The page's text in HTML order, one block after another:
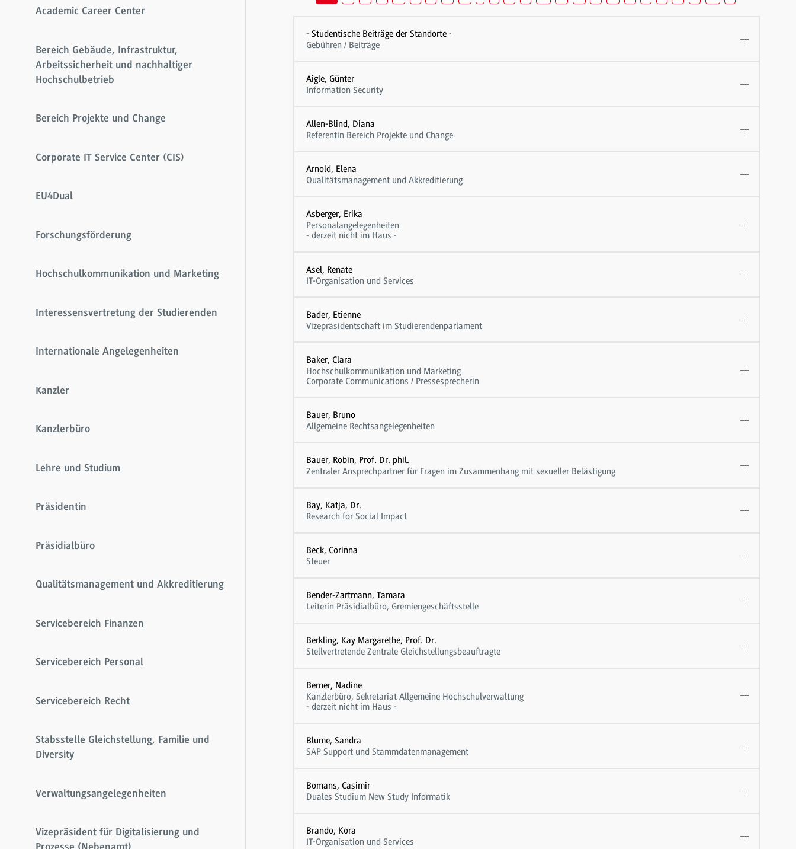
Academic Career Center
Bereich Gebäude, Infrastruktur,
Arbeitssicherheit und nachhaltiger
Hochschulbetrieb
Bereich Projekte und Change
Corporate IT Service Center (CIS)
EU4Dual
Forschungsförderung
Hochschulkommunikation und Marketing
Interessensvertretung der Studierenden
Internationale Angelegenheiten
Kanzler
Kanzlerbüro
Lehre und Studium
Präsidentin
Präsidialbüro
Qualitätsmanagement und Akkreditierung
Servicebereich Finanzen
Servicebereich Personal
Servicebereich Recht
Stabsstelle Gleichstellung, Familie und
Diversity
Verwaltungsangelegenheiten
Vizepräsident für Digitalisierung und
- Studentische Beiträge der Standorte -
Gebühren / Beiträge
Aigle, Günter
Information Security
Allen-Blind, Diana
Referentin Bereich Projekte und Change
Arnold, Elena
Qualitätsmanagement und Akkreditierung
Asberger, Erika
Personalangelegenheiten
- derzeit nicht im Haus -
Asel, Renate
IT-Organisation und Services
Bader, Etienne
Vizepräsidentschaft im Studierendenparlament
Baker, Clara
Hochschulkommunikation und Marketing
Corporate Communications / Pressesprecherin
Bauer, Bruno
Allgemeine Rechtsangelegenheiten
Bauer, Robin, Prof. Dr. phil.
Zentraler Ansprechpartner für Fragen im Zusammenhang mit sexueller Belästigung
Bay, Katja, Dr.
Research for Social Impact
Beck, Corinna
Steuer
Bender-Zartmann, Tamara
Leiterin Präsidialbüro, Gremiengeschäftsstelle
Berkling, Kay Margarethe, Prof. Dr.
Stellvertretende Zentrale Gleichstellungsbeauftragte
Berner, Nadine
Kanzlerbüro, Sekretariat Allgemeine Hochschulverwaltung
- derzeit nicht im Haus -
Blume, Sandra
SAP Support und Stammdatenmanagement
Bomans, Casimir
Duales Studium New Study Informatik
Brando, Kora
IT-Organisation und Services